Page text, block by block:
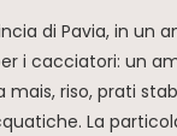
di Pavia, in un
i cacciatori: un
riso, prati
La